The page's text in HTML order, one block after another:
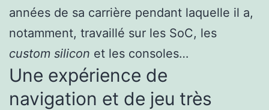
années de sa carrière pendant laquelle il a,
notamment, travaillé sur les SoC, les
custom silicon et les consoles…
Une expérience de
navigation et de jeu très